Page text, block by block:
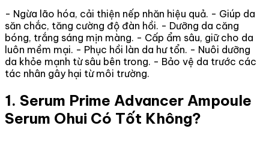
- Ngừa lão hóa, cải thiện nếp nhăn hiệu quả. - Giúp da
săn chắc, tăng cường độ đàn hồi. - Dưỡng da căng
bóng, trắng sáng mịn màng. - Cấp ẩm sâu, giữ cho da
luôn mềm mại. - Phục hồi làn da hư tổn. - Nuôi dưỡng
da khỏe mạnh từ sâu bên trong. - Bảo vệ da trước các
tác nhân gây hại từ môi trường.
1. Serum Prime Advancer Ampoule
Serum Ohui Có Tốt Không?